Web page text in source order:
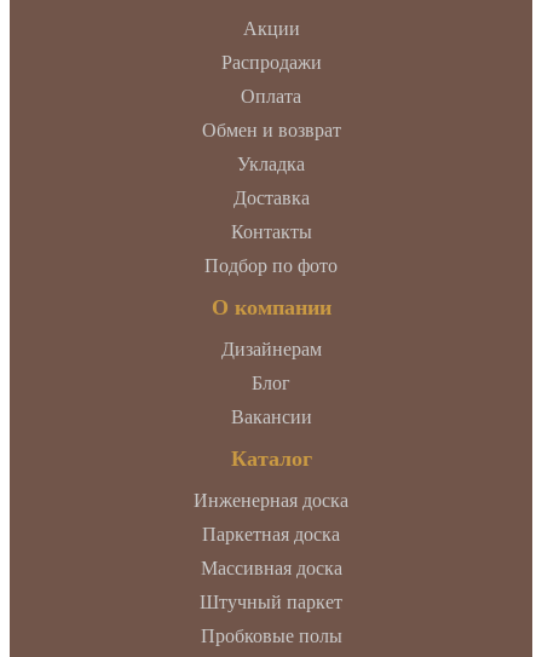
Акции
Распродажи
Оплата
Обмен и возврат
Укладка
Доставка
Контакты
Подбор по фото
О компании
Дизайнерам
Блог
Вакансии
Каталог
Инженерная доска
Паркетная доска
Массивная доска
Штучный паркет
Пробковые полы